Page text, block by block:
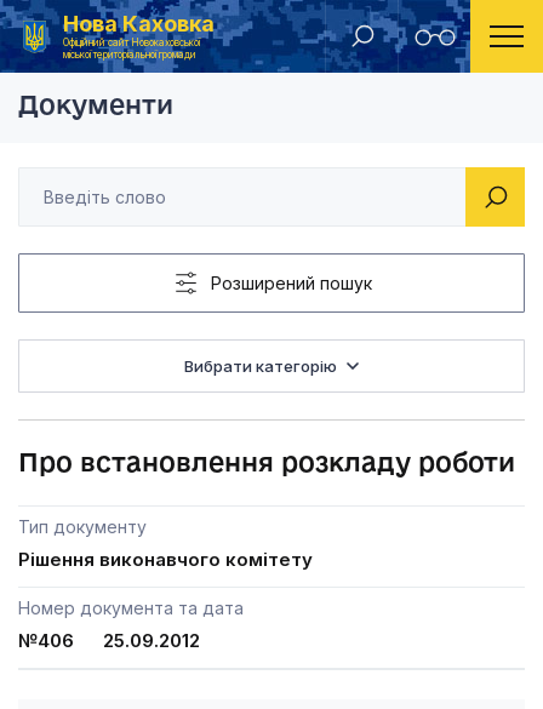
Нова Каховка
Офіційний сайт Новокаховської
міської територіальної громади
Головна Рішення виконавчого комітету Новокаховської міської ради 2012 року Про встановлення
Документи
Розширений пошук
Вибрати категорію
Про встановлення розкладу роботи
Тип документу
Рішення виконавчого комітету
Номер документа та дата
№406 25.09.2012